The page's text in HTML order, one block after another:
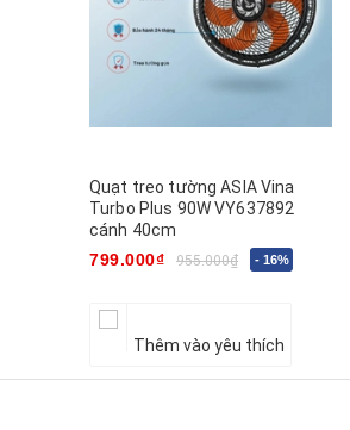
Quạt treo tường ASIA Vina
Turbo Plus 90W VY637892
cánh 40cm
799.000₫
955.000₫ - 16%
Thêm vào yêu thích